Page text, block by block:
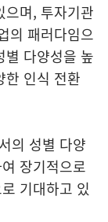
으며, 투자기관
의 패러다임으
별 다양성을 높
한 인식 전환
의 성별 다양
장기적으로
기대하고 있